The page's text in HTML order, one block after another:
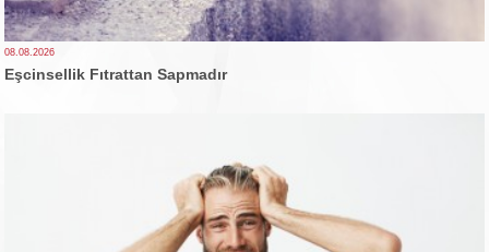
08.08.2026
Eşcinsellik Fıtrattan Sapmadır